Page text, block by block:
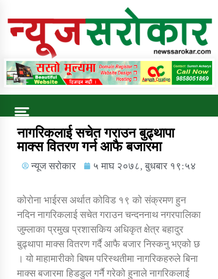
Online News Portal
Trending Now
कुषि बिकास कार्यालय जुम्ला सुचना सन्देश
डिभिजन कार्यालय जुम्लाको सुचना सन्देश
नागरिकलाई सचेत गराउन बुढ्थापा
माक्स वितरण गर्न आफै बजारमा
न्यूज सरोकार ५ माघ २०७८, बुधबार १९:५४
कोरोना भाईरस अर्थात कोविड १९ को संक्रमण हुन
नदिन नागरिकलाई सचेत गराउन चन्दननाथ नगरपालिका
जुम्लाका प्रमुख प्रशासकिय अधिकृत क्षेत्र बहादुर
बुढ्थापा माक्स वितरण गर्दै आफै बजार निस्कनु भएको छ
। यो माहामारीको बिषम परिस्थतीमा नागरिकहरुले बिना
माक्स बजारमा हिडडुल गर्नै गरेको हुनाले नागरिकलाई